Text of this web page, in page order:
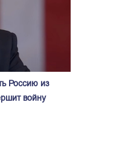
Россию из
войну